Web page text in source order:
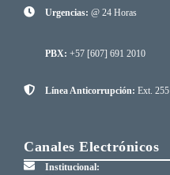
Urgencias: @ 24 Horas
PBX: +57 [607] 691 2010
Línea Anticorrupción: Ext. 255
Canales Electrónicos
Institucional: